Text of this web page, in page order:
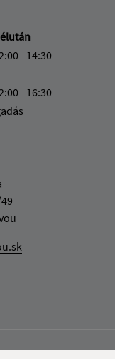
- 14:30
- 16:30